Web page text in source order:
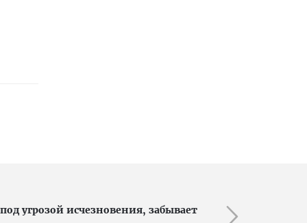
угрозой исчезновения, забывает